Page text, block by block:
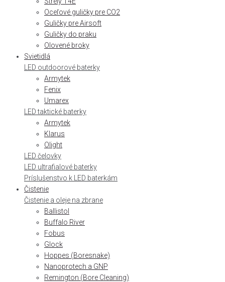
Oceľové guličky pre CO2
Guličky pre Airsoft
Guličky do praku
Olovené broky
Svietidlá
LED outdoorové baterky
Armytek
Fenix
Umarex
LED taktické baterky
Armytek
Klarus
Olight
LED čelovky
LED ultrafialové baterky
Príslušenstvo k LED baterkám
Čistenie
Čistenie a oleje na zbrane
Ballistol
Buffalo River
Fobus
Glock
Hoppes (Boresnake)
Nanoprotech a GNP
Remington (Bore Cleaning)